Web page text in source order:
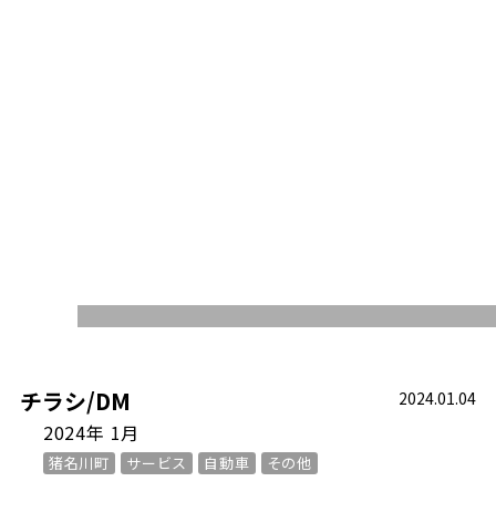
チラシ/DM 2024.01.04
2024年 1月
猪名川町 サービス 自動車 その他